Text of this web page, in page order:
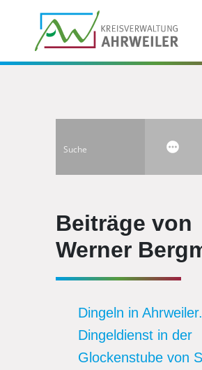
Beiträge von
Werner
Dingeln in Ahrweiler.
Dingeldienst in der
Glockenstube von